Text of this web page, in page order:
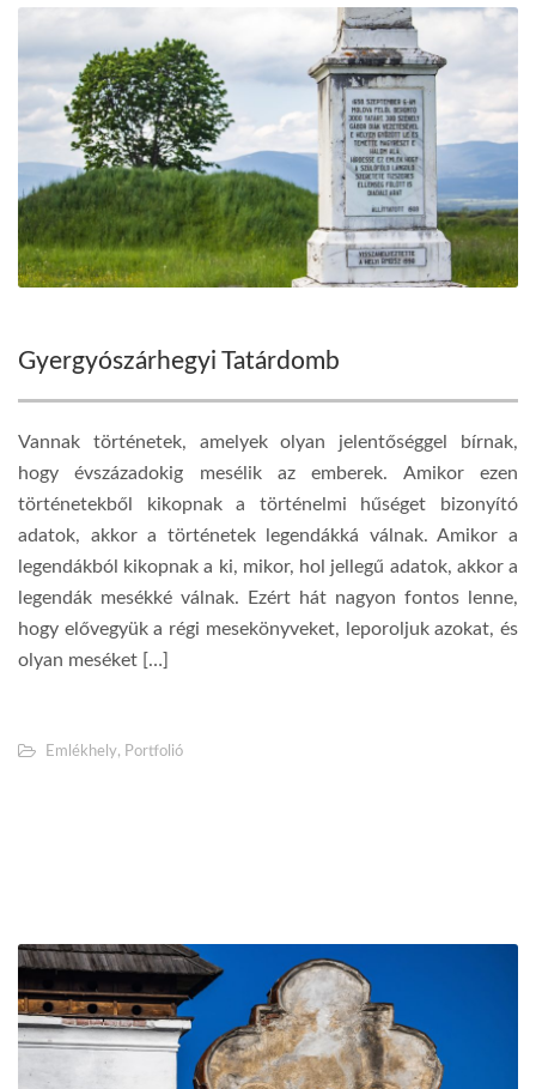
Gyergyószárhegyi Tatárdomb
Vannak történetek, amelyek olyan jelentőséggel bírnak,
hogy évszázadokig mesélik az emberek. Amikor ezen
történetekből kikopnak a történelmi hűséget bizonyító
adatok, akkor a történetek legendákká válnak. Amikor a
legendákból kikopnak a ki, mikor, hol jellegű adatok, akkor a
legendák mesékké válnak. Ezért hát nagyon fontos lenne,
hogy elővegyük a régi mesekönyveket, leporoljuk azokat, és
olyan meséket […]
Emlékhely, Portfolió